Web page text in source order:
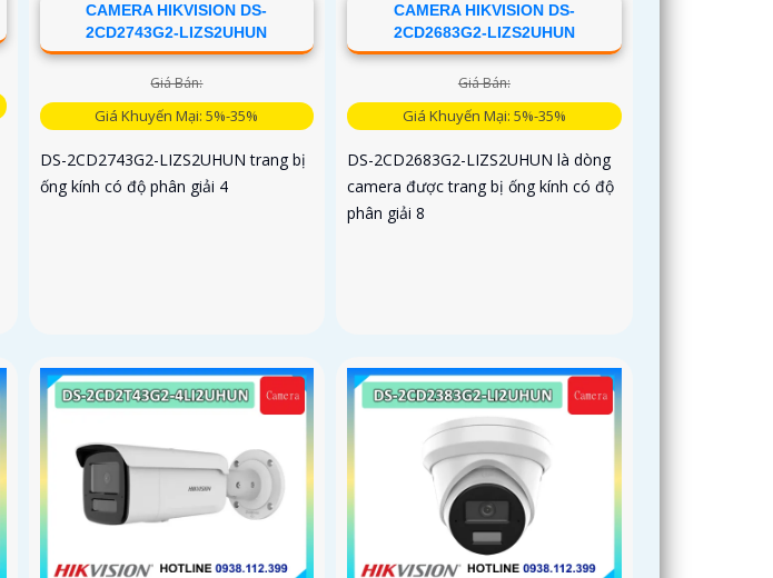
CAMERA HIKVISION DS-
2CD2743G2-LIZS2UHUN
Giá Bán:
Giá Khuyến Mại: 5%-35%
DS-2CD2743G2-LIZS2UHUN trang bị
ống kính có độ phân giải 4
CAMERA HIKVISION DS-
2CD2683G2-LIZS2UHUN
Giá Bán:
Giá Khuyến Mại: 5%-35%
DS-2CD2683G2-LIZS2UHUN là dòng
camera được trang bị ống kính có độ
phân giải 8